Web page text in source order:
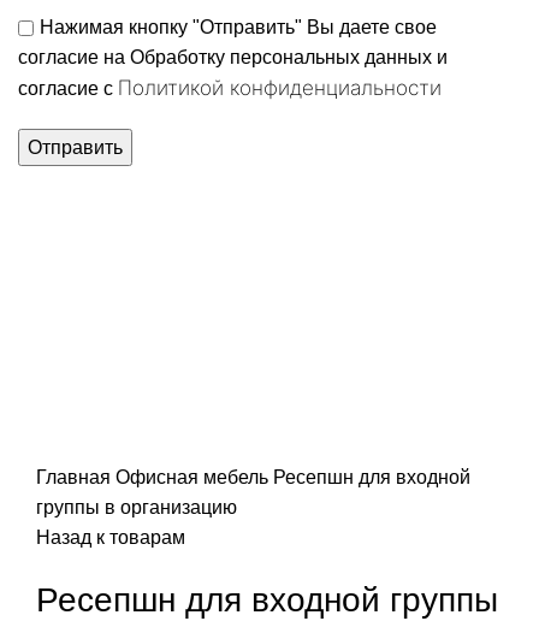
Нажимая кнопку "Отправить" Вы даете свое
согласие на Обработку персональных данных и
согласие c Политикой конфиденциальности
Главная Офисная мебель Ресепшн для входной
группы в организацию
Назад к товарам
Ресепшн для входной группы